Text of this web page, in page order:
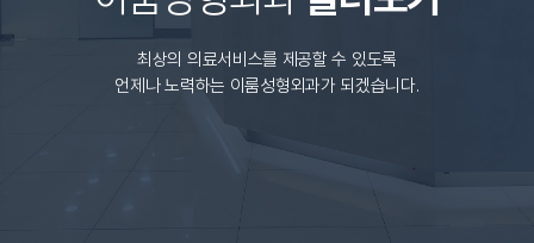
최상의 의료서비스를 제공할 수 있도록
언제나 노력하는 이룸성형외과가 되겠습니다.